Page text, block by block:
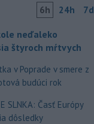
6h 24h 7d
neďaleko
štyroch mŕtvych
v Poprade v smere z
budúci rok
SLNKA: Časť Európy
dôsledky